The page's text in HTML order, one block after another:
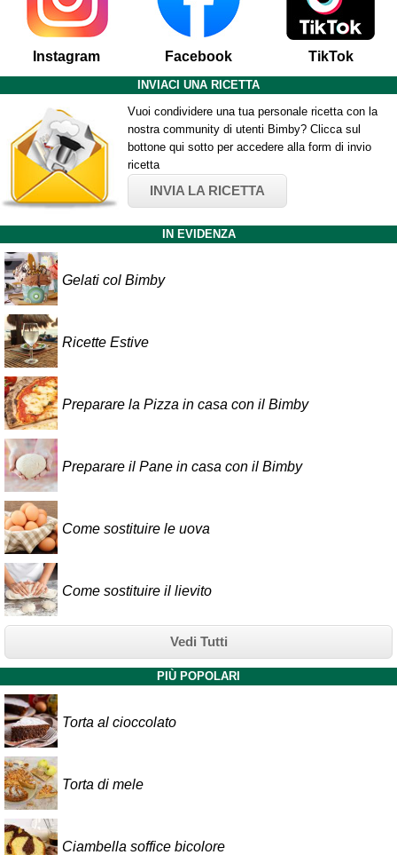
Instagram Facebook TikTok
INVIACI UNA RICETTA
Vuoi condividere una tua personale ricetta con la
nostra community di utenti Bimby? Clicca sul
bottone qui sotto per accedere alla form di invio
ricetta
INVIA LA RICETTA
IN EVIDENZA
Gelati col Bimby
Ricette Estive
Preparare la Pizza in casa con il Bimby
Preparare il Pane in casa con il Bimby
Come sostituire le uova
Come sostituire il lievito
Vedi Tutti
PIÙ POPOLARI
Torta al cioccolato
Torta di mele
Ciambella soffice bicolore